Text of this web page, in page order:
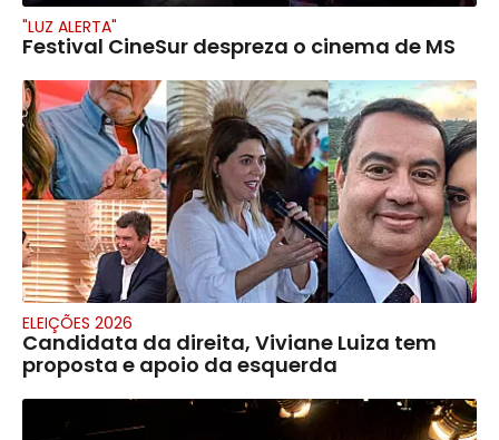
"LUZ ALERTA"
Festival CineSur despreza o cinema de MS
ELEIÇÕES 2026
Candidata da direita, Viviane Luiza tem
proposta e apoio da esquerda